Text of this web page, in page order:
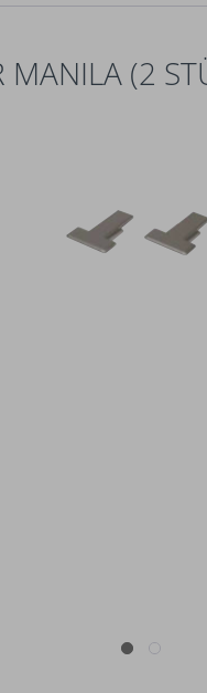
MANILA (2